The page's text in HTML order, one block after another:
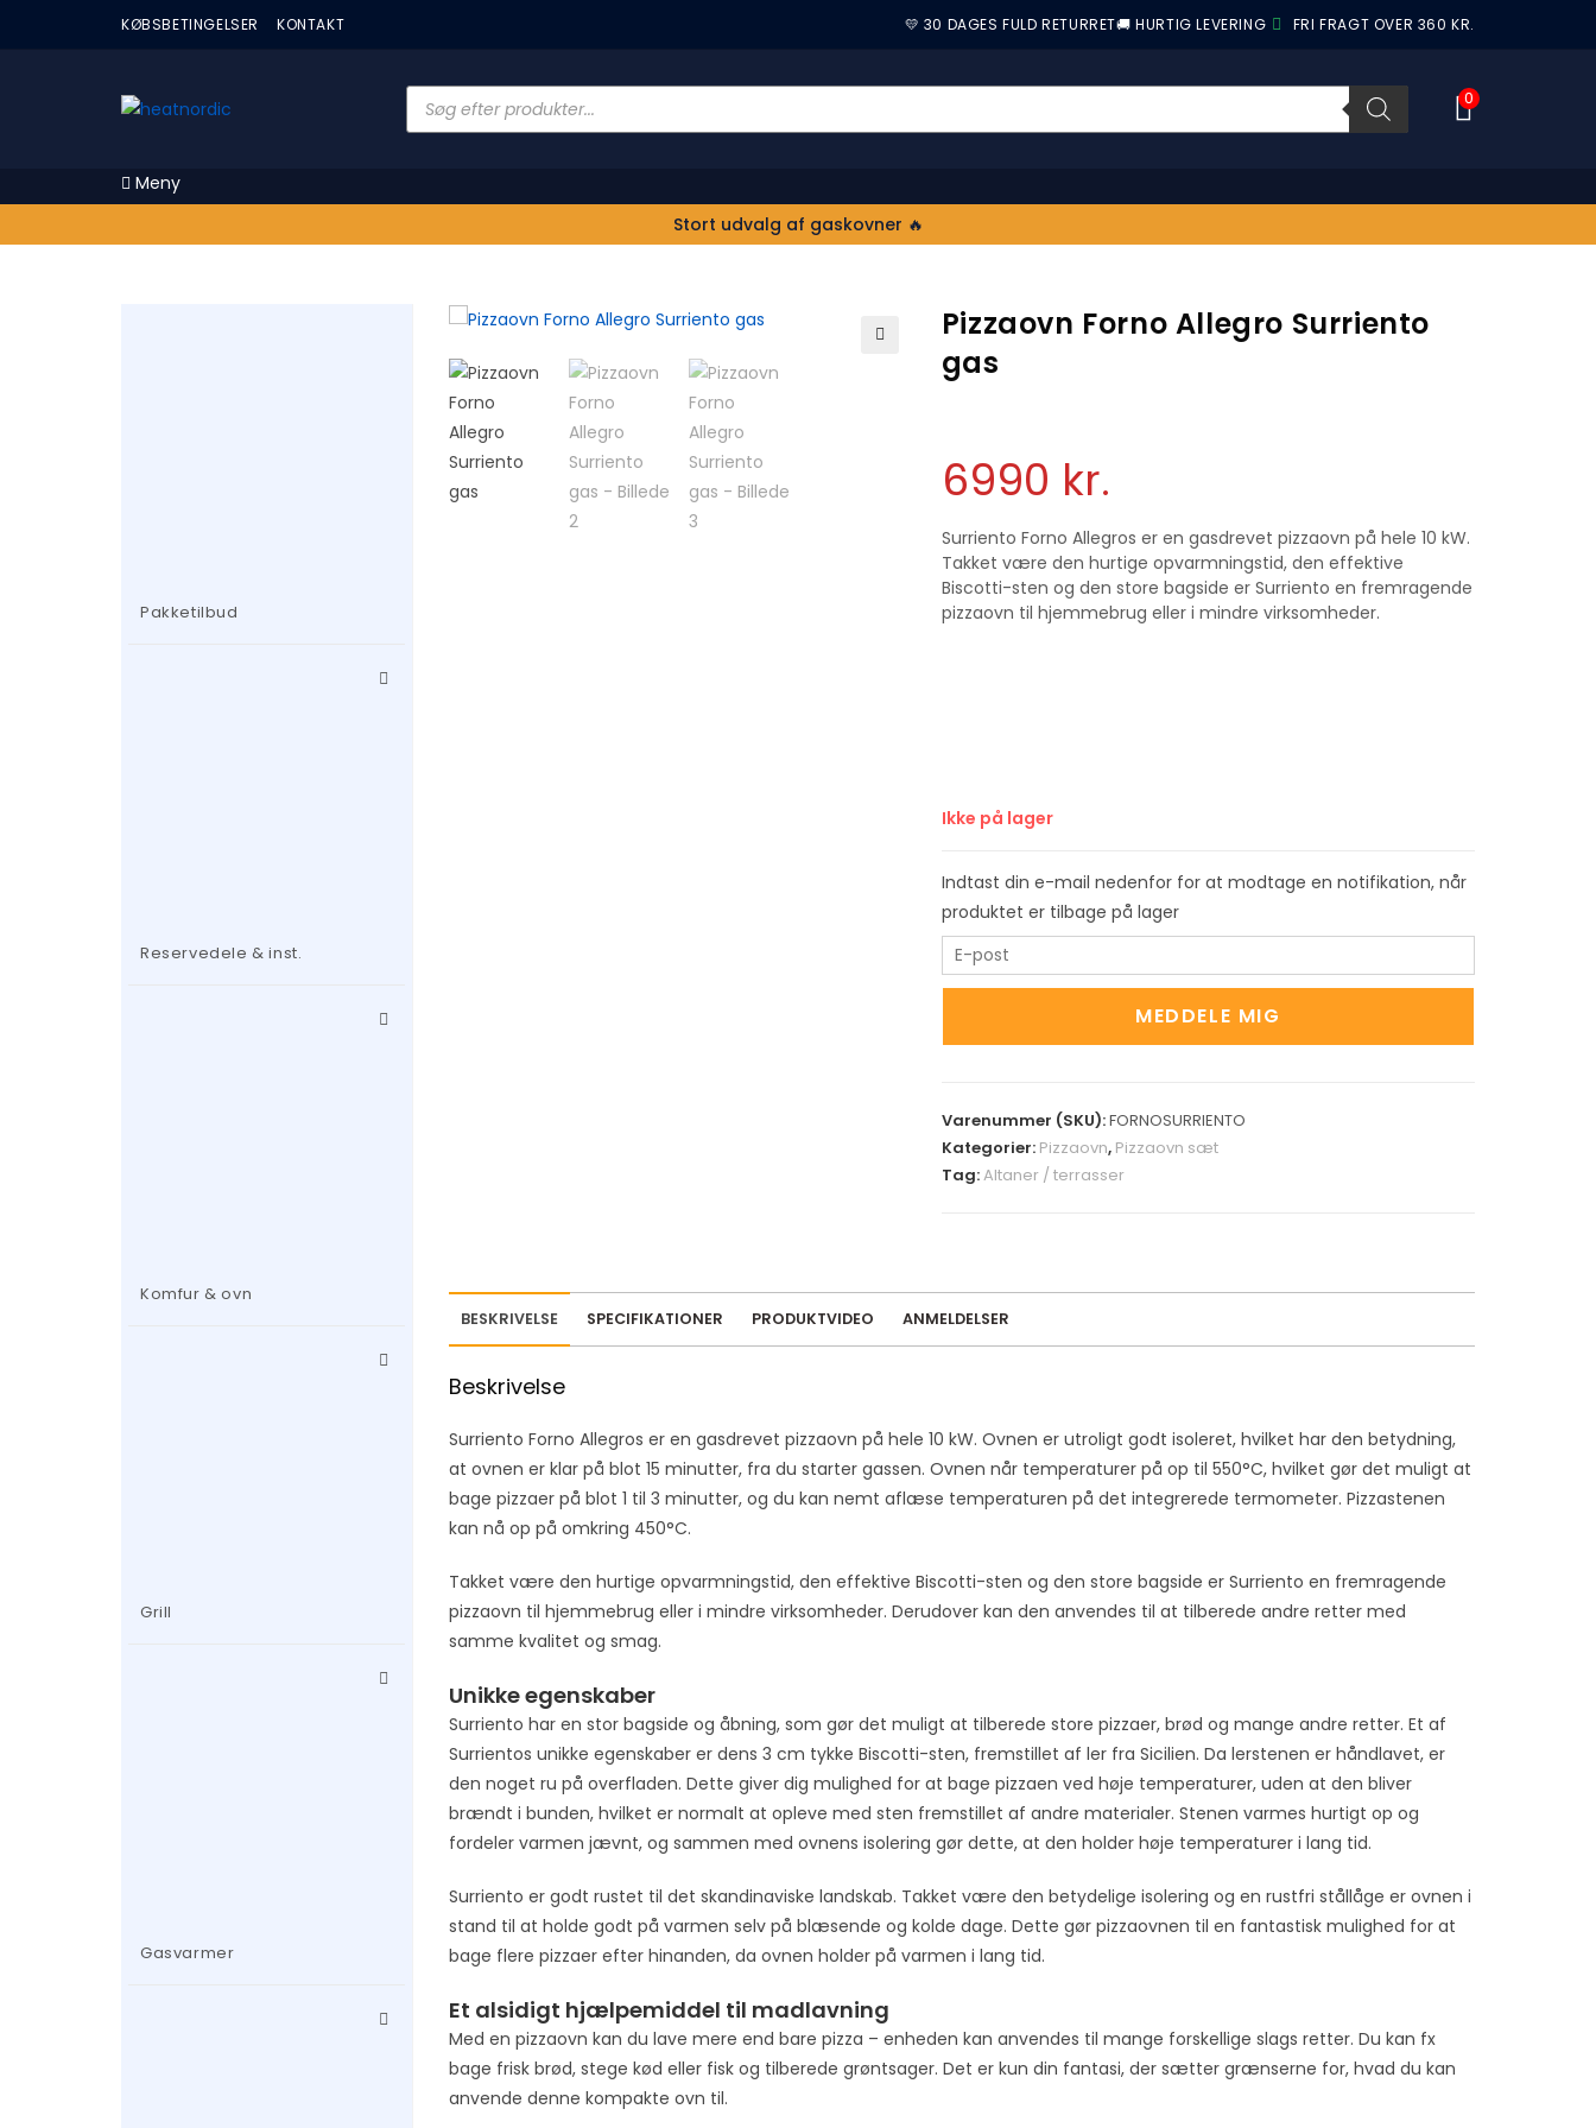
KØBSBETINGELSER KONTAKT 💛 30 DAGES FULD RETURRET🚚 HURTIG LEVERING FRI FRAGT OVER 360 KR.
0
Meny
Stort udvalg af gaskovner 🔥
Pakketilbud
Reservedele & inst.
Komfur & ovn
Grill
Gasvarmer
Pizzaovn Forno Allegro Surriento
gas
6990 kr.
Surriento Forno Allegros er en gasdrevet pizzaovn på hele 10 kW.
Takket være den hurtige opvarmningstid, den effektive
Biscotti-sten og den store bagside er Surriento en fremragende
pizzaovn til hjemmebrug eller i mindre virksomheder.
Ikke på lager
Indtast din e-mail nedenfor for at modtage en notifikation, når
produktet er tilbage på lager
n
o
u
r
r
e
s
o
n
t
h
e
w
i
t
l
t
f
MEDDELE MIG
Varenummer (SKU):FORNOSURRIENTO
Kategorier: Pizzaovn, Pizzaovn sæt
Tag:Altaner / terrasser
BESKRIVELSE SPECIFIKATIONER PRODUKTVIDEO ANMELDELSER
Beskrivelse
Surriento Forno Allegros er en gasdrevet pizzaovn på hele 10 kW. Ovnen er utroligt godt isoleret, hvilket har den betydning,
at ovnen er klar på blot 15 minutter, fra du starter gassen. Ovnen når temperaturer på op til 550°C, hvilket gør det muligt at
bage pizzaer på blot 1 til 3 minutter, og du kan nemt aflæse temperaturen på det integrerede termometer. Pizzastenen
kan nå op på omkring 450°C.
Takket være den hurtige opvarmningstid, den effektive Biscotti-sten og den store bagside er Surriento en fremragende
pizzaovn til hjemmebrug eller i mindre virksomheder. Derudover kan den anvendes til at tilberede andre retter med
samme kvalitet og smag.
Unikke egenskaber
Surriento har en stor bagside og åbning, som gør det muligt at tilberede store pizzaer, brød og mange andre retter. Et af
Surrientos unikke egenskaber er dens 3 cm tykke Biscotti-sten, fremstillet af ler fra Sicilien. Da lerstenen er håndlavet, er
den noget ru på overfladen. Dette giver dig mulighed for at bage pizzaen ved høje temperaturer, uden at den bliver
brændt i bunden, hvilket er normalt at opleve med sten fremstillet af andre materialer. Stenen varmes hurtigt op og
fordeler varmen jævnt, og sammen med ovnens isolering gør dette, at den holder høje temperaturer i lang tid.
Surriento er godt rustet til det skandinaviske landskab. Takket være den betydelige isolering og en rustfri stållåge er ovnen i
stand til at holde godt på varmen selv på blæsende og kolde dage. Dette gør pizzaovnen til en fantastisk mulighed for at
bage flere pizzaer efter hinanden, da ovnen holder på varmen i lang tid.
Et alsidigt hjælpemiddel til madlavning
Med en pizzaovn kan du lave mere end bare pizza – enheden kan anvendes til mange forskellige slags retter. Du kan fx
bage frisk brød, stege kød eller fisk og tilberede grøntsager. Det er kun din fantasi, der sætter grænserne for, hvad du kan
anvende denne kompakte ovn til.